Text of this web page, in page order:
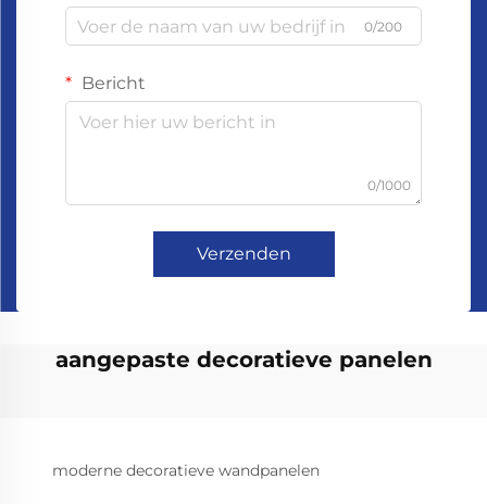
0/200
Bericht
0/1000
Verzenden
aangepaste decoratieve panelen
moderne decoratieve wandpanelen